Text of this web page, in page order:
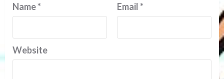
Name* Email*
Website